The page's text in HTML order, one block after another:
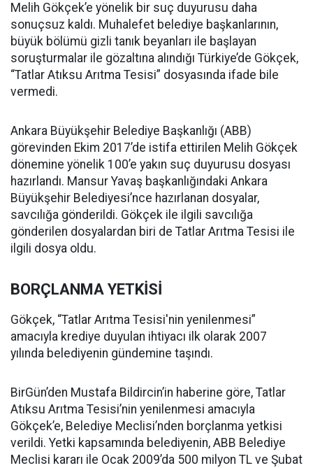
Melih Gökçek’e yönelik bir suç duyurusu daha
sonuçsuz kaldı. Muhalefet belediye başkanlarının,
büyük bölümü gizli tanık beyanları ile başlayan
soruşturmalar ile gözaltına alındığı Türkiye’de Gökçek,
“Tatlar Atıksu Arıtma Tesisi” dosyasında ifade bile
vermedi.
Ankara Büyükşehir Belediye Başkanlığı (ABB)
görevinden Ekim 2017’de istifa ettirilen Melih Gökçek
dönemine yönelik 100’e yakın suç duyurusu dosyası
hazırlandı. Mansur Yavaş başkanlığındaki Ankara
Büyükşehir Belediyesi’nce hazırlanan dosyalar,
savcılığa gönderildi. Gökçek ile ilgili savcılığa
gönderilen dosyalardan biri de Tatlar Arıtma Tesisi ile
ilgili dosya oldu.
BORÇLANMA YETKİSİ
Gökçek, “Tatlar Arıtma Tesisi'nin yenilenmesi”
amacıyla krediye duyulan ihtiyacı ilk olarak 2007
yılında belediyenin gündemine taşındı.
BirGün’den Mustafa Bildircin’in haberine göre, Tatlar
Atıksu Arıtma Tesisi’nin yenilenmesi amacıyla
Gökçek’e, Belediye Meclisi’nden borçlanma yetkisi
verildi. Yetki kapsamında belediyenin, ABB Belediye
Meclisi kararı ile Ocak 2009’da 500 milyon TL ve Şubat